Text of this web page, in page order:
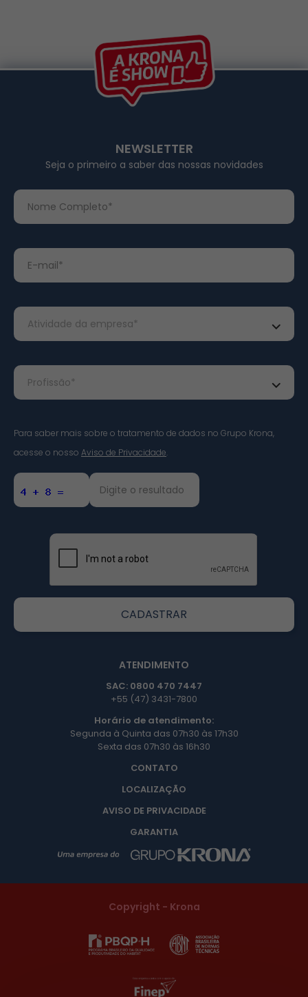
NEWSLETTER
Seja o primeiro a saber das nossas novidades
Para saber mais sobre o tratamento de dados no Grupo Krona,
acesse o nosso Aviso de Privacidade.
ATENDIMENTO
SAC: 0800 470 7447
+55 (47) 3431-7800
Horário de atendimento:
Segunda à Quinta das 07h30 às 17h30
Sexta das 07h30 às 16h30
CONTATO
LOCALIZAÇÃO
AVISO DE PRIVACIDADE
GARANTIA
Copyright - Krona